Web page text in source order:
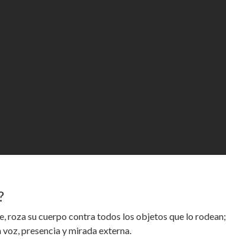
roza su cuerpo contra todos los objetos que lo
presencia y mirada externa.